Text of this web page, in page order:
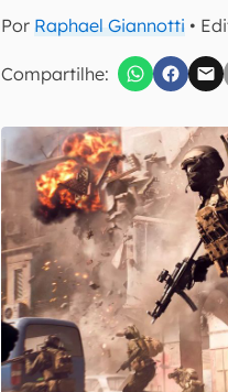
Por Raphael Giannotti •
Compartilhe:
Confirmo que li,